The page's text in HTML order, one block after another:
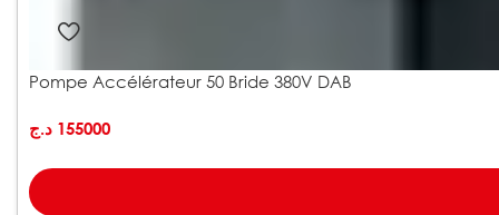
Pompe Accélérateur 50 Bride 380V DAB
155000 د.ج